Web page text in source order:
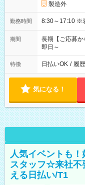
製造外
勤務時間
期間
長期【ご応募か
即日～
特徴 日払いOK / 履
気になる！
人気イベントも
スタッフ☆来社不
える日払い/T1